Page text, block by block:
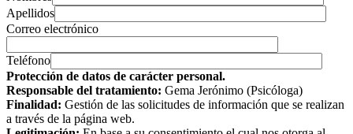
Apellidos
Correo electrónico
Teléfono
Protección de datos de carácter personal.
Responsable del tratamiento: Gema Jerónimo (Psicóloga)
Finalidad: Gestión de las solicitudes de información que se realizan
a través de la página web.